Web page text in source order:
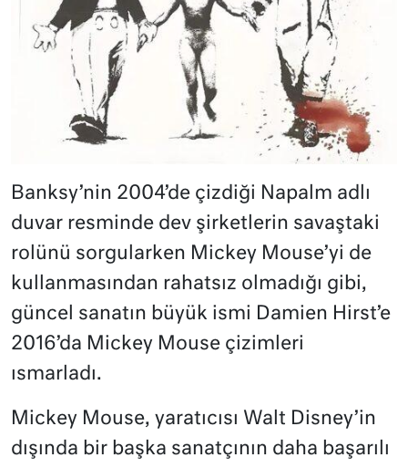
Banksy’nin 2004’de çizdiği Napalm adlı
duvar resminde dev şirketlerin savaştaki
rolünü sorgularken Mickey Mouse’yi de
kullanmasından rahatsız olmadığı gibi,
güncel sanatın büyük ismi Damien Hirst’e
2016’da Mickey Mouse çizimleri
ısmarladı.
Mickey Mouse, yaratıcısı Walt Disney’in
dışında bir başka sanatçının daha başarılı